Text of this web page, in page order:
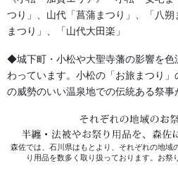
つり」、山代「菖蒲まつり」、「八
まつり」、「山代大田楽」
◆城下町・小松や大聖寺藩の影響を色
わっています。小松の「お旅まつり
の威勢のいい温泉地での伝統ある祭事
森佐では、石川県はもとより、それぞれの地域
り用品を数多く取り扱っております。お祭